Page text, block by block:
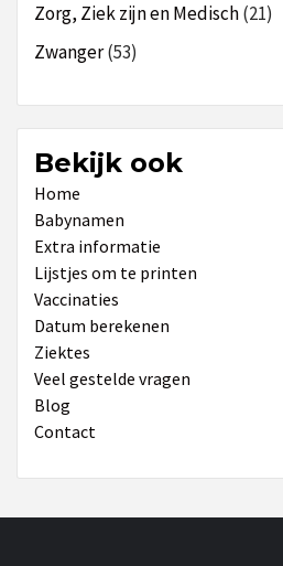
Zorg, Ziek zijn en Medisch(21)
Zwanger(53)
Bekijk ook
Home
Babynamen
Extra informatie
Lijstjes om te printen
Vaccinaties
Datum berekenen
Ziektes
Veel gestelde vragen
Blog
Contact